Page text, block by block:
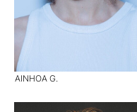
AINHOA G.